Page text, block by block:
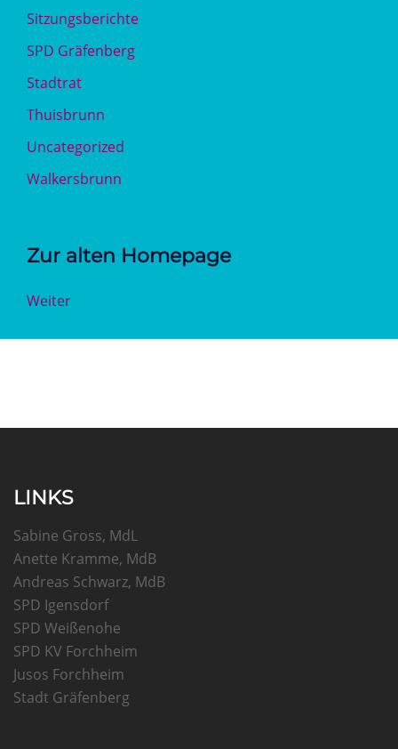
Sitzungsberichte
SPD Gräfenberg
Stadtrat
Thuisbrunn
Uncategorized
Walkersbrunn
Zur alten Homepage
Weiter
LINKS
Sabine Gross, MdL
Anette Kramme, MdB
Andreas Schwarz, MdB
SPD Igensdorf
SPD Weißenohe
SPD KV Forchheim
Jusos Forchheim
Stadt Gräfenberg